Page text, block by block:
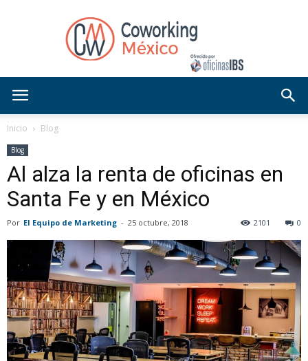
OficinasIBS
Inicio Blog
Blog
Al alza la renta de oficinas en
Santa Fe y en México
Por El Equipo de Marketing - 25 octubre, 2018 0
2101